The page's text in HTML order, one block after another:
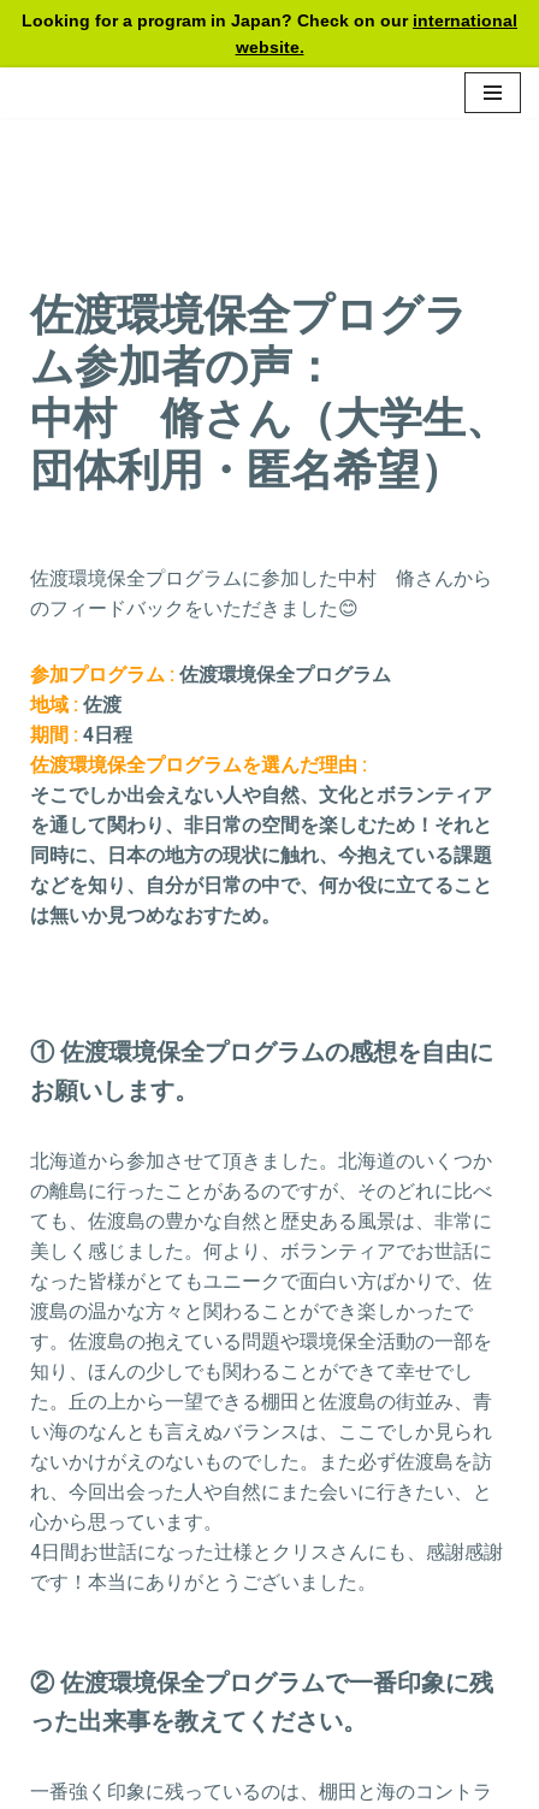
Skip
Looking for a program in Japan? Check on our international
website.
佐渡環境保全プログラ
ム参加者の声：
中村 脩さん（大学生、
団体利用・匿名希望）
佐渡環境保全プログラムに参加した中村 脩さんから
のフィードバックをいただきました😊
参加プログラム : 佐渡環境保全プログラム
地域 : 佐渡
期間 : 4日程
佐渡環境保全プログラムを選んだ理由 :
そこでしか出会えない人や自然、文化とボランティア
を通して関わり、非日常の空間を楽しむため！それと
同時に、日本の地方の現状に触れ、今抱えている課題
などを知り、自分が日常の中で、何か役に立てること
は無いか見つめなおすため。
① 佐渡環境保全プログラムの感想を自由に
お願いします。
北海道から参加させて頂きました。北海道のいくつか
の離島に行ったことがあるのですが、そのどれに比べ
ても、佐渡島の豊かな自然と歴史ある風景は、非常に
美しく感じました。何より、ボランティアでお世話に
なった皆様がとてもユニークで面白い方ばかりで、佐
渡島の温かな方々と関わることができ楽しかったで
す。佐渡島の抱えている問題や環境保全活動の一部を
知り、ほんの少しでも関わることができて幸せでし
た。丘の上から一望できる棚田と佐渡島の街並み、青
い海のなんとも言えぬバランスは、ここでしか見られ
ないかけがえのないものでした。また必ず佐渡島を訪
れ、今回出会った人や自然にまた会いに行きたい、と
心から思っています。
4日間お世話になった辻様とクリスさんにも、感謝感謝
です！本当にありがとうございました。
② 佐渡環境保全プログラムで一番印象に残
った出来事を教えてください。
一番強く印象に残っているのは、棚田と海のコントラ